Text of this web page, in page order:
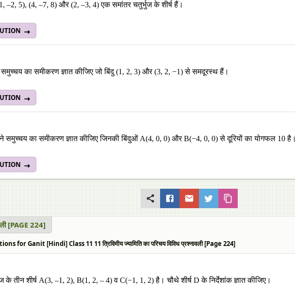
–2, 5), (4, –7, 8) और (2, –3, 4) एक समांतर चतुर्भुज के शीर्ष हैं।
का समीकरण ज्ञात कीजिए जो बिंदु (1, 2, 3) और (3, 2, −1) से समदूरस्थ हैं।
समुच्चय का समीकरण ज्ञात कीजिए जिनकी बिंदुओं A(4, 0, 0) और B(−4, 0, 0) से दूरियों का योगफल 10 है।
[PAGE 224]
for Ganit [Hindi] Class 11 11 त्रिविमीय ज्यामिति का परिचय विविध प्रश्नावली [Page 224]
के तीन शीर्ष A(3, –1, 2), B(1, 2, – 4) व C(−1, 1, 2) है। चौथे शीर्ष D के निर्देशांक ज्ञात कीजिए।